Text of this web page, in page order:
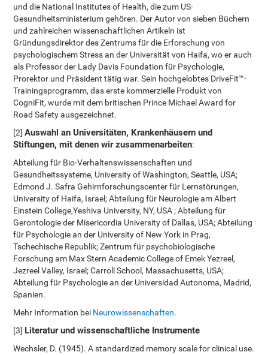
und die National Institutes of Health, die zum US-
Gesundheitsministerium gehören. Der Autor von sieben Büchern
und zahlreichen wissenschaftlichen Artikeln ist
Gründungsdirektor des Zentrums für die Erforschung von
psychologischem Stress an der Universität von Haifa, wo er auch
als Professor der Lady Davis Foundation für Psychologie,
Prorektor und Präsident tätig war. Sein hochgelobtes DriveFit™-
Trainingsprogramm, das erste kommerzielle Produkt von
CogniFit, wurde mit dem britischen Prince Michael Award for
Road Safety ausgezeichnet.
[2]Auswahl an Universitäten, Krankenhäusern und
Stiftungen, mit denen wir zusammenarbeiten:
Abteilung für Bio-Verhaltenswissenschaften und
Gesundheitssysteme, University of Washington, Seattle, USA;
Edmond J. Safra Gehirnforschungscenter für Lernstörungen,
University of Haifa, Israel; Abteilung für Neurologie am Albert
Einstein College,Yeshiva University, NY, USA ; Abteilung für
Gerontologie der Misericordia University of Dallas, USA; Abteilung
für Psychologie an der University of New York in Prag,
Tschechische Republik; Zentrum für psychobiologische
Forschung am Max Stern Academic College of Emek Yezreel,
Jezreel Valley, Israel; Carroll School, Massachusetts, USA;
Abteilung für Psychologie an der Universidad Autonoma, Madrid,
Spanien.
Mehr Information bei Neurowissenschaften.
[3] Literatur und wissenschaftliche Instrumente
Wechsler, D. (1945). A standardized memory scale for clinical use.